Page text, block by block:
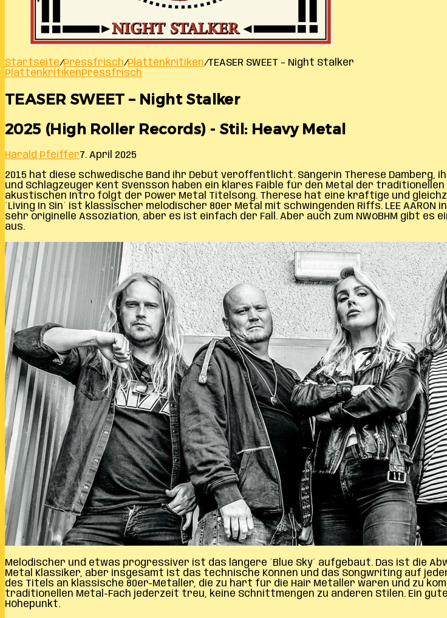
Startseite/Pressfrisch/Plattenkritiken/TEASER SWEET – Night Stalker
PlattenkritikenPressfrisch
TEASER SWEET – Night Stalker
2025 (High Roller Records) - Stil: Heavy Metal
Harald Pfeiffer7. April 2025
2015 hat diese schwedische Band ihr Debüt veröffentlicht. Sängerin Therese Damberg,
und Schlagzeuger Kent Svensson haben ein klares Faible für den Metal der
akustischen Intro folgt der Power Metal Titelsong. Therese hat eine kräftige und
´Living In Sin´ ist klassischer melodischer 80er Metal mit schwingenden Riffs. LEE AARON
sehr originelle Assoziation, aber es ist einfach der Fall. Aber auch zum NWoBHM gibt
aus.
Melodischer und etwas progressiver ist das längere ´Blue Sky´ aufgebaut. Das ist die
Metal Klassiker, aber insgesamt ist das technische Können und das Songwriting auf
des Titels an klassische 80er-Metaller, die zu hart für die Hair Metaller waren und zu
traditionellen Metal-Fach jederzeit treu, keine Schnittmengen zu anderen Stilen. Ein guter
Höhepunkt.